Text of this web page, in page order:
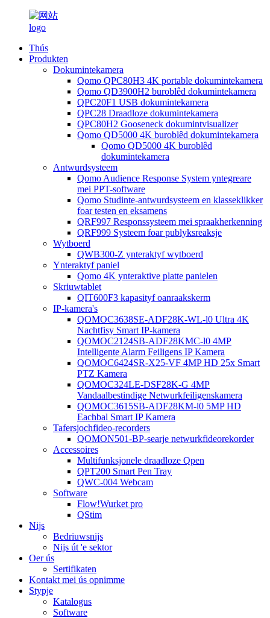
Thús
Produkten
Dokumintekamera
Qomo QPC80H3 4K portable dokumintekamera
Qomo QD3900H2 buroblêd dokumintekamera
QPC20F1 USB dokumintekamera
QPC28 Draadloze dokumintekamera
QPC80H2 Gooseneck dokumintvisualizer
Qomo QD5000 4K buroblêd dokumintekamera
Qomo QD5000 4K buroblêd
dokumintekamera
Antwurdsysteem
Qomo Audience Response System yntegreare
mei PPT-software
Qomo Studinte-antwurdsysteem en klasseklikker
foar testen en eksamens
QRF997 Responssysteem mei spraakherkenning
QRF999 Systeem foar publyksreaksje
Wytboerd
QWB300-Z ynteraktyf wytboerd
Ynteraktyf paniel
Qomo 4K ynteraktive platte panielen
Skriuwtablet
QIT600F3 kapasityf oanraakskerm
IP-kamera's
QOMOC3638SE-ADF28K-WL-l0 ​​Ultra 4K
Nachtfisy Smart IP-kamera
QOMOC2124SB-ADF28KMC-l0 4MP
Intelligente Alarm Feiligens IP Kamera
QOMOC6424SR-X25-VF 4MP HD 25x Smart
PTZ Kamera
QOMOC324LE-DSF28K-G 4MP
Vandaalbestindige Netwurkfeiligenskamera
QOMOC3615SB-ADF28KM-l0 5MP HD
Eachbal Smart IP Kamera
Tafersjochfideo-recorders
QOMON501-BP-searje netwurkfideorekorder
Accessoires
Multifunksjonele draadloze Qpen
QPT200 Smart Pen Tray
QWC-004 Webcam
Software
Flow!Wurket pro
QStim
Nijs
Bedriuwsnijs
Nijs út 'e sektor
Oer ús
Sertifikaten
Kontakt mei ús opnimme
Stypje
Katalogus
Software